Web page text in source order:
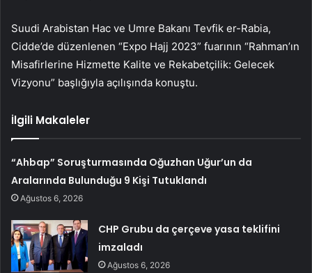
Suudi Arabistan Hac ve Umre Bakanı Tevfik er-Rabia,
Cidde’de düzenlenen “Expo Hajj 2023” fuarının “Rahman’ın
Misafirlerine Hizmette Kalite ve Rekabetçilik: Gelecek
Vizyonu” başlığıyla açılışında konuştu.
İlgili Makaleler
“Ahbap” Soruşturmasında Oğuzhan Uğur’un da
Aralarında Bulunduğu 9 Kişi Tutuklandı
Ağustos 6, 2026
CHP Grubu da çerçeve yasa teklifini
imzaladı
Ağustos 6, 2026